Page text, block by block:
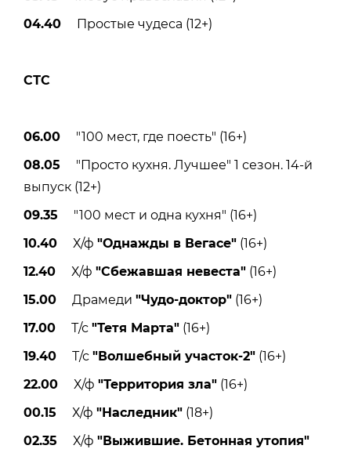
04.40 Простые чудеса (12+)
СТС
06.00 "100 мест, где поесть" (16+)
08.05 "Просто кухня. Лучшее" 1 сезон. 14-й
выпуск (12+)
09.35 "100 мест и одна кухня" (16+)
10.40 Х/ф "Однажды в Вегасе" (16+)
12.40 Х/ф "Сбежавшая невеста" (16+)
15.00 Драмеди "Чудо-доктор" (16+)
17.00 Т/с "Тетя Марта" (16+)
19.40 Т/с "Волшебный участок-2" (16+)
22.00 Х/ф "Территория зла" (16+)
00.15 Х/ф "Наследник" (18+)
02.35 Х/ф "Выжившие. Бетонная утопия"